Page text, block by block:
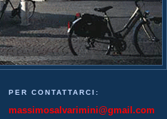
PER CONTATTARCI:
massimosalvarimini@gmail.com